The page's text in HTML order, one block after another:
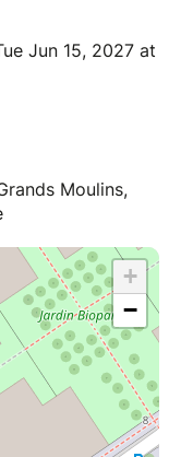
Jun 15, 2027 at
Moulins,
+
−